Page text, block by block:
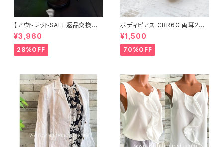
【アウトレットSALE返品交換不
可8/20まで】つば広サマーハッ
ト・通気性・軽量 ワイヤー入りハ
ット ボーダー＆BIGリボン・女優
帽 UV/紫外線対策 レディースハ
¥3,960
28%OFF
ボディピアス CBR6G 両耳2個
セット 1ボール ネジ式 簡単脱着
サージカルステンレス NY直輸
入
¥1,500
70%OFF